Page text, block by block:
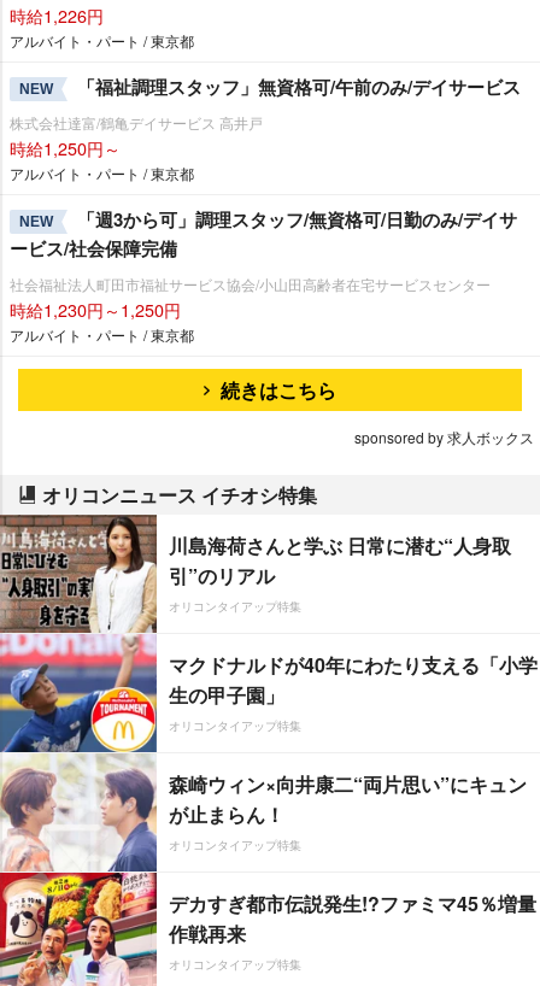
時給1,226円
アルバイト・パート / 東京都
NEW 「福祉調理スタッフ」無資格可/午前のみ/デイサービス
株式会社達富/鶴亀デイサービス 高井戸
時給1,250円～
アルバイト・パート / 東京都
NEW
「週3から可」調理スタッフ/無資格可/日勤のみ/デイサ
ービス/社会保障完備
社会福祉法人町田市福祉サービス協会/小山田高齢者在宅サービスセンター
時給1,230円～1,250円
アルバイト・パート / 東京都
続きはこちら
sponsored by 求人ボックス
オリコンニュース イチオシ特集
川島海荷さんと学ぶ 日常に潜む“人身取
引”のリアル
オリコンタイアップ特集
マクドナルドが40年にわたり支える「小学
生の甲子園」
オリコンタイアップ特集
森崎ウィン×向井康二“両片思い”にキュン
が止まらん！
オリコンタイアップ特集
デカすぎ都市伝説発生!?ファミマ45％増量
作戦再来
オリコンタイアップ特集